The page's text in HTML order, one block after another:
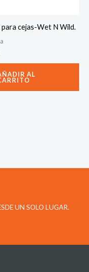
para cejas-Wet N Wild.
AL
UN SOLO LUGAR.